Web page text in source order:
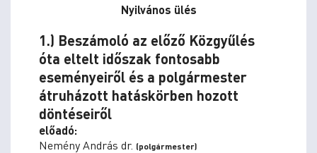
Nyilvános ülés
1.) Beszámoló az előző Közgyűlés
óta eltelt időszak fontosabb
eseményeiről és a polgármester
átruházott hatáskörben hozott
döntéseiről
előadó:
Nemény András dr. (polgármester)